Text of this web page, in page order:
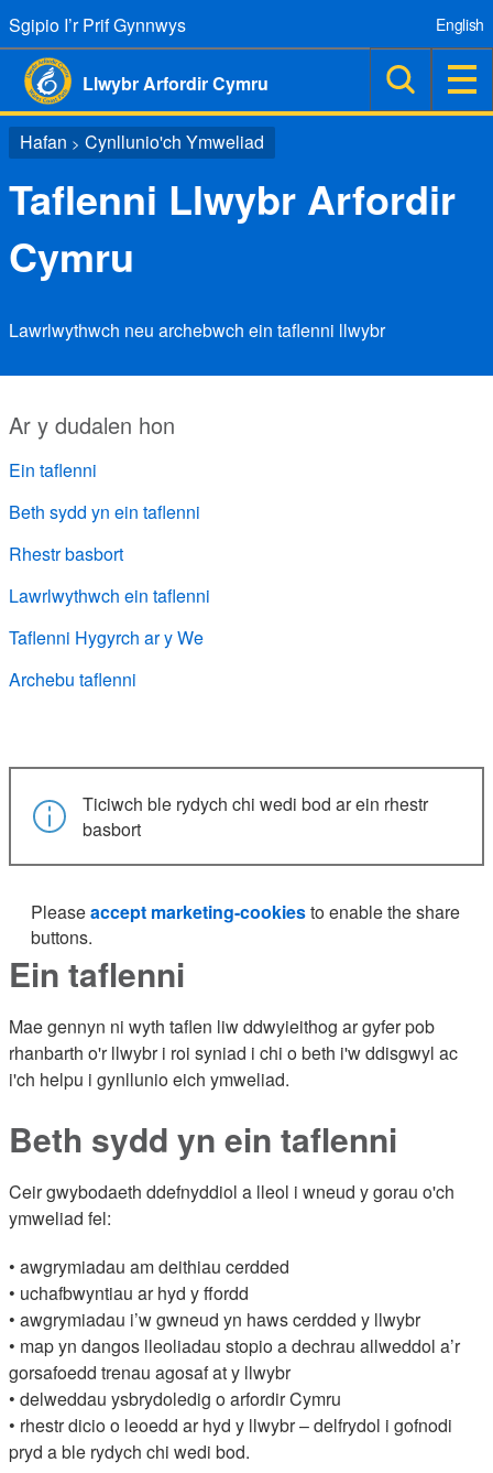
Sgipio I’r Prif Gynnwys
Llwybr Arfordir Cymru
English
Hafan > Cynllunio'ch Ymweliad
Taflenni Llwybr Arfordir
Cymru
Lawrlwythwch neu archebwch ein taflenni llwybr
Ar y dudalen hon
Ein taflenni
Beth sydd yn ein taflenni
Rhestr basbort
Lawrlwythwch ein taflenni
Taflenni Hygyrch ar y We
Archebu taflenni
Ticiwch ble rydych chi wedi bod ar ein rhestr
basbort
Pleaseaccept marketing-cookiesto enable the share
buttons.
Ein taflenni
Mae gennyn ni wyth taflen liw ddwyieithog ar gyfer pob
rhanbarth o'r llwybr i roi syniad i chi o beth i'w ddisgwyl ac
i'ch helpu i gynllunio eich ymweliad.
Beth sydd yn ein taflenni
Ceir gwybodaeth ddefnyddiol a lleol i wneud y gorau o'ch
ymweliad fel:
• awgrymiadau am deithiau cerdded
• uchafbwyntiau ar hyd y ffordd
• awgrymiadau i’w gwneud yn haws cerdded y llwybr
• map yn dangos lleoliadau stopio a dechrau allweddol a’r
gorsafoedd trenau agosaf at y llwybr
• delweddau ysbrydoledig o arfordir Cymru
• rhestr dicio o leoedd ar hyd y llwybr – delfrydol i gofnodi
pryd a ble rydych chi wedi bod.